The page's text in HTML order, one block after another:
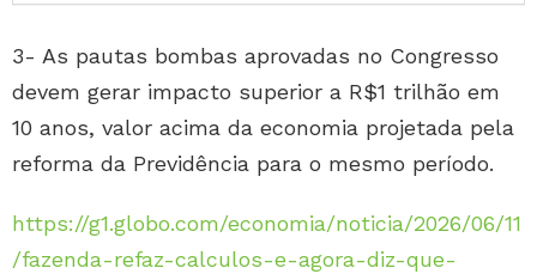
3- As pautas bombas aprovadas no Congresso
devem gerar impacto superior a R$1 trilhão em
10 anos, valor acima da economia projetada pela
reforma da Previdência para o mesmo período.
https://g1.globo.com/economia/noticia/2026/06/11
/fazenda-refaz-calculos-e-agora-diz-que-